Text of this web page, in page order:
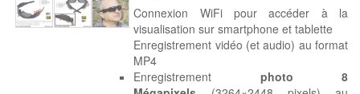
Connexion WiFi pour accéder à la
visualisation sur smartphone et tablette
Enregistrement vidéo (et audio) au format
MP4
Enregistrement photo 8